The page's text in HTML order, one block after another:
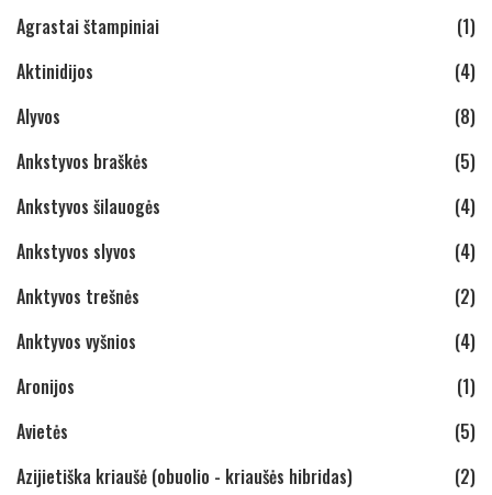
Agrastai štampiniai
(1)
Aktinidijos
(4)
Alyvos
(8)
Ankstyvos braškės
(5)
Ankstyvos šilauogės
(4)
Ankstyvos slyvos
(4)
Anktyvos trešnės
(2)
Anktyvos vyšnios
(4)
Aronijos
(1)
Avietės
(5)
Azijietiška kriaušė (obuolio - kriaušės hibridas)
(2)